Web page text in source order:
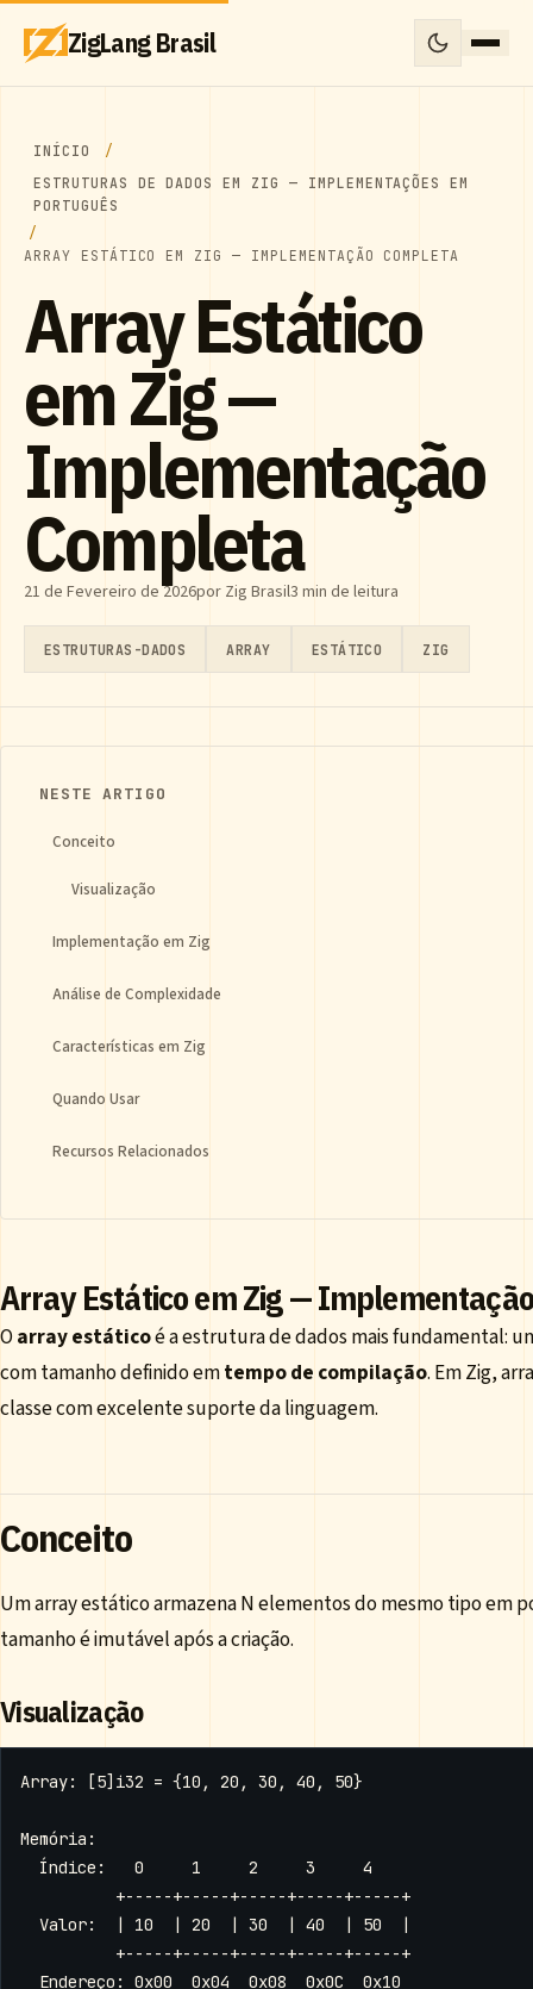
ZigLang Brasil
INÍCIO
ESTRUTURAS DE DADOS EM ZIG — IMPLEMENTAÇÕES EM
PORTUGUÊS
ARRAY ESTÁTICO EM ZIG — IMPLEMENTAÇÃO COMPLETA
Array Estático
em Zig —
Implementação
Completa
21 de Fevereiro de 2026por Zig Brasil3 min de leitura
ESTRUTURAS-DADOS ARRAY ESTÁTICO ZIG
NESTE ARTIGO
Conceito
Visualização
Implementação em Zig
Análise de Complexidade
Características em Zig
Quando Usar
Recursos Relacionados
Array Estático em Zig —
Oarray estáticoé a estrutura de dados mais fundamental:
com tamanho definido emtempo de compilação. Em Zig,
classe com excelente suporte da linguagem.
Conceito
Um array estático armazena N elementos do mesmo tipo em
tamanho é imutável após a criação.
Visualização